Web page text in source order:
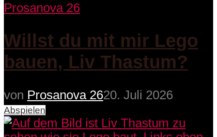
Prosanova 26
Willst du mit mir Lego
bauen, Liv Thastum?
von Prosanova 2620. Juli 2026
Abspielen